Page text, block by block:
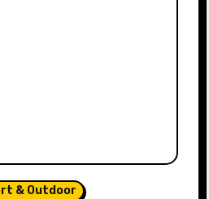
& Outdoor